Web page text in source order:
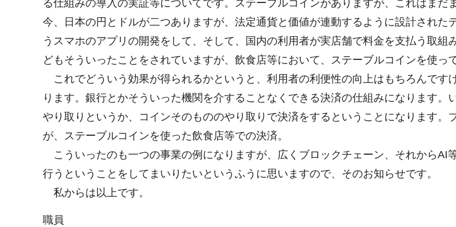
る仕組みの導入の実証等についてです。ステーブルコインがありますが、これはまだ
今、日本の円とドルが二つありますが、法定通貨と価値が連動するように設計され
うスマホのアプリの開発をして、そして、国内の利用者が実店舗で料金を支払う取
どもそういったことをされていますが、飲食店等において、ステーブルコインを使っ
これでどういう効果が得られるかというと、利用者の利便性の向上はもちろんです
ります。銀行とかそういった機関を介することなくできる決済の仕組みになります
やり取りというか、コインそのもののやり取りで決済をするということになります
が、ステーブルコインを使った飲食店等での決済。
こういったのも一つの事業の例になりますが、広くブロックチェーン、それからAI
行うということをしてまいりたいというふうに思いますので、そのお知らせです。
私からは以上です。
職員